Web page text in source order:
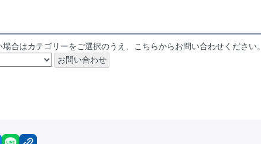
場合はカテゴリーをご選択のうえ、こちらからお問い合わせください。
X facebook